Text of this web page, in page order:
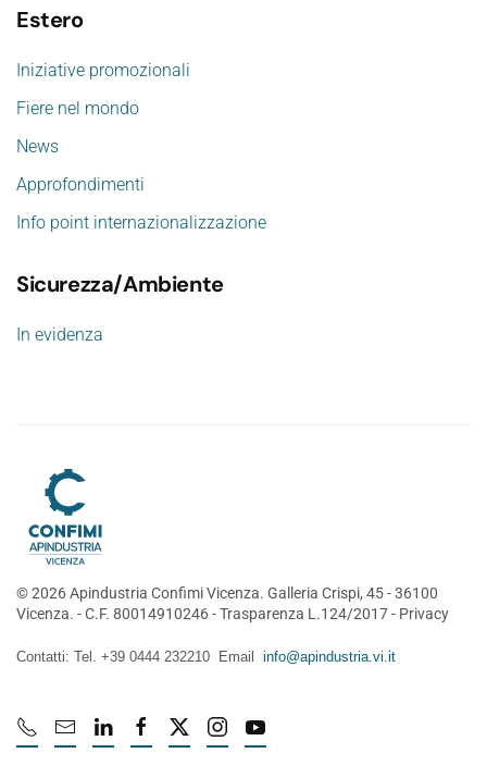
Estero
Iniziative promozionali
Fiere nel mondo
News
Approfondimenti
Info point internazionalizzazione
Sicurezza/Ambiente
In evidenza
©2026Apindustria Confimi Vicenza. Galleria Crispi, 45 - 36100
Vicenza. - C.F. 80014910246 -Trasparenza L.124/2017- Privacy
Contatti: Tel. +39 0444 232210 Email info@apindustria.vi.it